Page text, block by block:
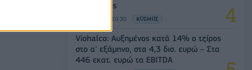
Wildberries
06/08/2026 - 10:30 ΚΟΣΜΟΣ
Viohalco: Αυξημένος κατά 14% ο τζίρος
στο α' εξάμηνο, στα 4,3 δισ. ευρώ – Στα
446 εκατ. ευρώ τα EBITDA